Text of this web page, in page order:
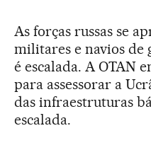
As forças russas se
militares e navios de
é escalada. A OTAN
para assessorar a
das infraestruturas
escalada.